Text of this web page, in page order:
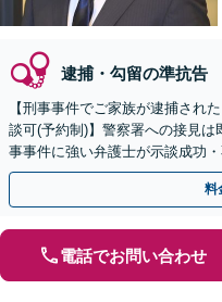
逮捕・勾留の準抗告
【刑事事件でご家族が逮捕され
談可(予約制)】警察署への接見は
事事件に強い弁護士が示談成功
トします。【加害者側の相談専
料
電話でお問い合わせ